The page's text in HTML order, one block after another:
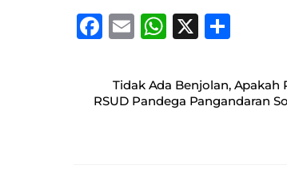
F
c
e
E
ai
l
W
at
s
X
ar
e
Tidak Ada Benjolan, Apakah
RSUD Pandega Pangandaran